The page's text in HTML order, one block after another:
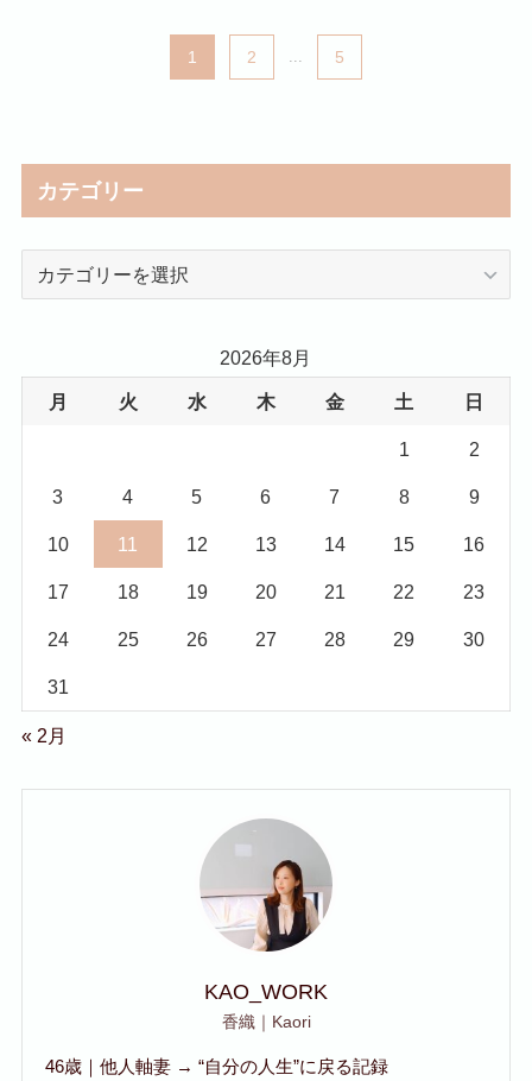
1 2 ... 5
カテゴリー
ー
2026年8月
月 火 水 木 金 土 日
1 2
3 4 5 6 7 8 9
10 11 12 13 14 15 16
17 18 19 20 21 22 23
24 25 26 27 28 29 30
31
« 2月
KAO_WORK
香織｜Kaori
46歳｜他人軸妻 → “自分の人生”に戻る記録